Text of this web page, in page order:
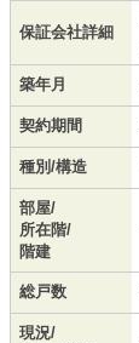
保証会社詳細
築年月
契約期間
種別/構造
部屋/
所在階/
階建
総戸数
現況/